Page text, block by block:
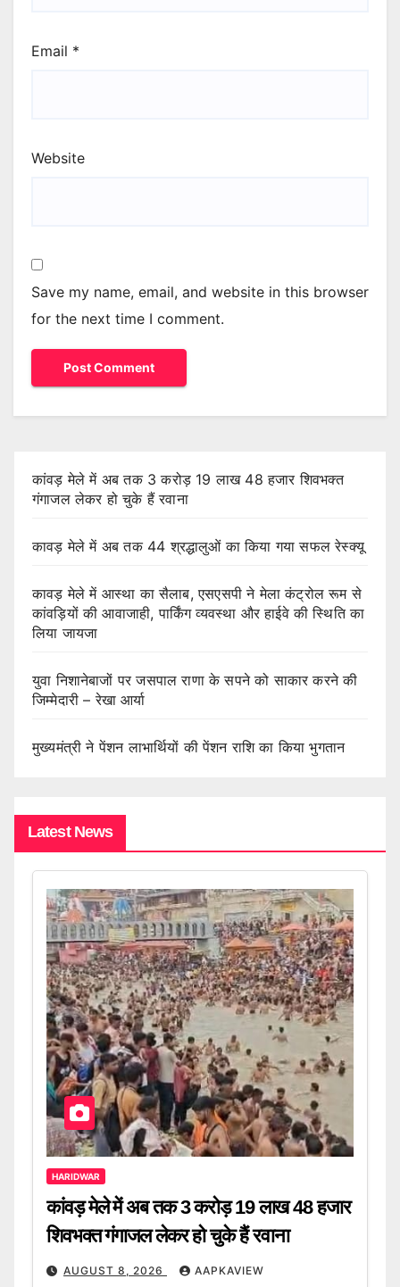
Email *
Website
Save my name, email, and website in this browser
for the next time I comment.
कांवड़ मेले में अब तक 3 करोड़ 19 लाख 48 हजार शिवभक्त
गंगाजल लेकर हो चुके हैं रवाना
कावड़ मेले में अब तक 44 श्रद्धालुओं का किया गया सफल रेस्क्यू
कावड़ मेले में आस्था का सैलाब, एसएसपी ने मेला कंट्रोल रूम से
कांवड़ियों की आवाजाही, पार्किंग व्यवस्था और हाईवे की स्थिति का
लिया जायजा
युवा निशानेबाजों पर जसपाल राणा के सपने को साकार करने की
जिम्मेदारी – रेखा आर्या
मुख्यमंत्री ने पेंशन लाभार्थियों की पेंशन राशि का किया भुगतान
Latest News
HARIDWAR
कांवड़ मेले में अब तक 3 करोड़ 19 लाख 48 हजार
शिवभक्त गंगाजल लेकर हो चुके हैं रवाना
AUGUST 8, 2026 AAPKAVIEW